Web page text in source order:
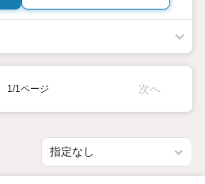
1/1ページ 次へ